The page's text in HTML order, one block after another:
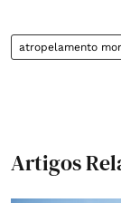
atropelamento
Artigos